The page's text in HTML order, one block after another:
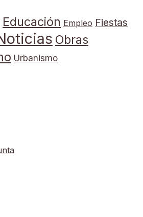
Educación Empleo Fiestas
Obras
Urbanismo